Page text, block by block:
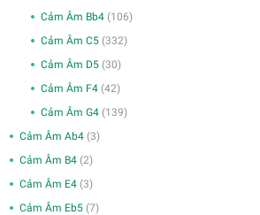
Cảm Âm Bb4 (106)
Cảm Âm C5 (332)
Cảm Âm D5 (30)
Cảm Âm F4 (42)
Cảm Âm G4 (139)
Cảm Âm Ab4 (3)
Cảm Âm B4 (2)
Cảm Âm E4 (3)
Cảm Âm Eb5 (7)